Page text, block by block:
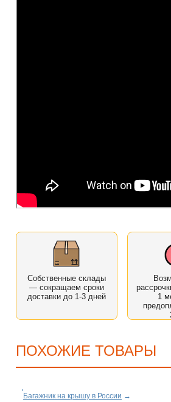
Собственные склады
— сокращаем сроки
доставки до 1-3 дней
1
ПОХОЖИЕ ТОВАРЫ
Багажник на крышу в России →